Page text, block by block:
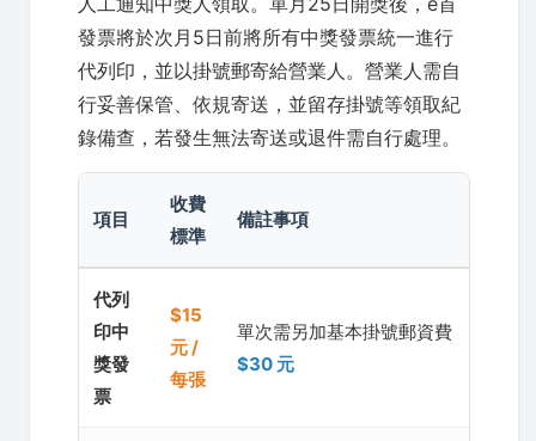
發票將於次月5日前將所有中獎發票統一進行
代列印，並以掛號郵寄給營業人。營業人需自
行妥善保管、依規寄送，並留存掛號等領取紀
錄備查，若發生無法寄送或退件需自行處理。
項目
收費
標準
備註事項
代列
印中
獎發
票
$15
元 /
每張
單次需另加基本掛號郵資費
$30 元